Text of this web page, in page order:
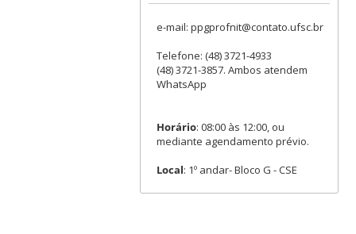
e-mail: ppgprofnit@contato.ufsc.br
Telefone: (48) 3721-4933
(48) 3721-3857. Ambos atendem
WhatsApp
Horário: 08:00 às 12:00, ou
mediante agendamento prévio.
Local: 1º andar- Bloco G - CSE